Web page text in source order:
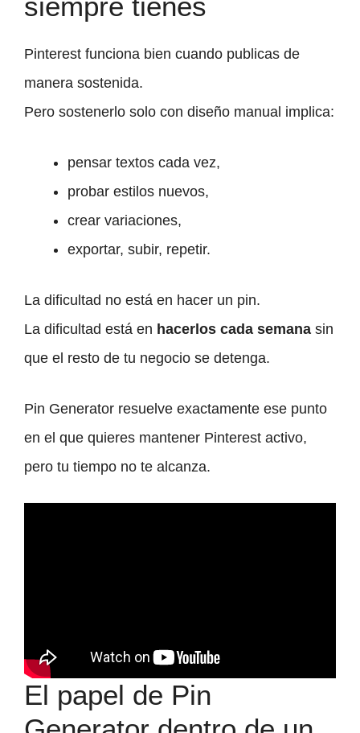
Pinterest funciona bien cuando publicas de
manera sostenida.
Pero sostenerlo solo con diseño manual implica:
pensar textos cada vez,
probar estilos nuevos,
crear variaciones,
exportar, subir, repetir.
La dificultad no está en hacer un pin.
La dificultad está en hacerlos cada semana sin
que el resto de tu negocio se detenga.
Pin Generator resuelve exactamente ese punto
en el que quieres mantener Pinterest activo,
pero tu tiempo no te alcanza.
El papel de Pin